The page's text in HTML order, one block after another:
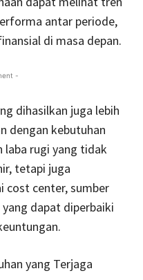
antar periode,
di masa depan.
-
dihasilkan juga lebih
dengan kebutuhan
laba rugi yang tidak
tetapi juga
cost center, sumber
dapat diperbaiki
yang Terjaga